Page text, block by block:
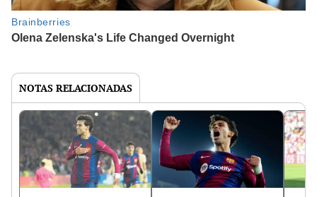
NOTAS RELACIONADAS